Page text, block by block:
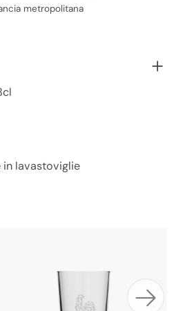
metropolitana
in lavastoviglie